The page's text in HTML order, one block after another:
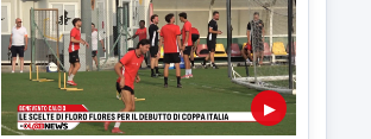
Benevento Calcio: Le scelte di
Floro Flores per il debutto di Coppa
Italia
Il Benevento è pronto al debutto di Coppa
Italia. Scelte...